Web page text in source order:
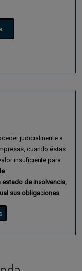
judicialmente a
cuando éstas
insuficiente para
estado de insolvencia,
sus obligaciones